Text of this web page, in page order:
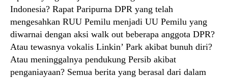
Indonesia? Rapat Paripurna DPR yang telah
mengesahkan RUU Pemilu menjadi UU Pemilu yang
diwarnai dengan aksi walk out beberapa anggota DPR?
Atau tewasnya vokalis Linkin’ Park akibat bunuh diri?
Atau meninggalnya pendukung Persib akibat
penganiayaan? Semua berita yang berasal dari dalam